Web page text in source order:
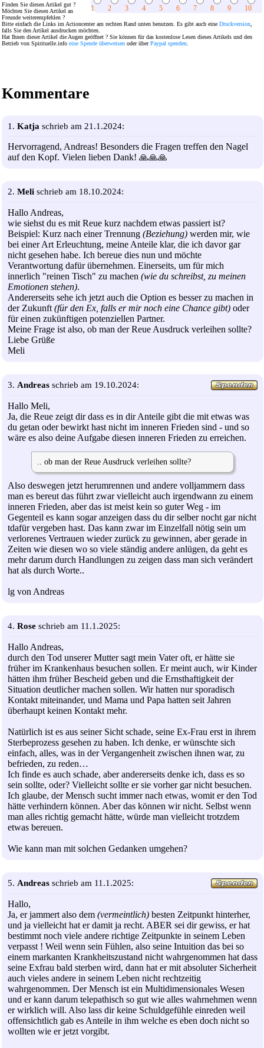
1 2 3 4 5 6 7 8 9 10
Finden Sie diesen Artikel gut ?
Möchten Sie diesen Artikel an
Freunde weiterempfehlen ?
Bitte einfach die Links im Actioncenter am rechten Rand unten benutzen. Es gibt auch eine Druckversion
falls Sie den Artikel ausdrucken möchten.
Hat Ihnen dieser Artikel die Augen geöffnet ? Sie können für das kostenlose Lesen dieses Artikels und den
Betrieb von Spirituelle.info eine Spende überweisen oder überPaypal spenden
Kommentare
1. Katja schrieb am 21.1.2024:
Hervorragend, Andreas! Besonders die Fragen treffen den Nagel
auf den Kopf. Vielen lieben Dank! 🙏🙏🙏
2. Meli schrieb am 18.10.2024:
Hallo Andreas,
wie siehst du es mit Reue kurz nachdem etwas passiert ist?
Beispiel: Kurz nach einer Trennung (Beziehung) werden mir, wie
bei einer Art Erleuchtung, meine Anteile klar, die ich davor gar
nicht gesehen habe. Ich bereue dies nun und möchte
Verantwortung dafür übernehmen. Einerseits, um für mich
innerlich "reinen Tisch" zu machen (wie du schreibst, zu meinen
Emotionen stehen).
Andererseits sehe ich jetzt auch die Option es besser zu machen in
der Zukunft (für den Ex, falls er mir noch eine Chance gibt) oder
für einen zukünftigen potenziellen Partner.
Meine Frage ist also, ob man der Reue Ausdruck verleihen sollte?
Liebe Grüße
Meli
3. Andreas schrieb am 19.10.2024:
Hallo Meli,
Ja, die Reue zeigt dir dass es in dir Anteile gibt die mit etwas was
du getan oder bewirkt hast nicht im inneren Frieden sind - und so
wäre es also deine Aufgabe diesen inneren Frieden zu erreichen.
.. ob man der Reue Ausdruck verleihen sollte?
Also deswegen jetzt herumrennen und andere volljammern dass
man es bereut das führt zwar vielleicht auch irgendwann zu einem
inneren Frieden, aber das ist meist kein so guter Weg - im
Gegenteil es kann sogar anzeigen dass du dir selber nocht gar nicht
tdafür vergeben hast. Das kann zwar im Einzelfall nötig sein um
verlorenes Vertrauen wieder zurück zu gewinnen, aber gerade in
Zeiten wie diesen wo so viele ständig andere anlügen, da geht es
mehr darum durch Handlungen zu zeigen dass man sich verändert
hat als durch Worte..
lg von Andreas
4. Rose schrieb am 11.1.2025:
Hallo Andreas,
durch den Tod unserer Mutter sagt mein Vater oft, er hätte sie
früher im Krankenhaus besuchen sollen. Er meint auch, wir Kinder
hätten ihm früher Bescheid geben und die Ernsthaftigkeit der
Situation deutlicher machen sollen. Wir hatten nur sporadisch
Kontakt miteinander, und Mama und Papa hatten seit Jahren
überhaupt keinen Kontakt mehr.
Natürlich ist es aus seiner Sicht schade, seine Ex-Frau erst in ihrem
Sterbeprozess gesehen zu haben. Ich denke, er wünschte sich
einfach, alles, was in der Vergangenheit zwischen ihnen war, zu
befrieden, zu reden…
Ich finde es auch schade, aber andererseits denke ich, dass es so
sein sollte, oder? Vielleicht sollte er sie vorher gar nicht besuchen.
Ich glaube, der Mensch sucht immer nach etwas, womit er den Tod
hätte verhindern können. Aber das können wir nicht. Selbst wenn
man alles richtig gemacht hätte, würde man vielleicht trotzdem
etwas bereuen.
Wie kann man mit solchen Gedanken umgehen?
5. Andreas schrieb am 11.1.2025:
Hallo,
Ja, er jammert also dem (vermeintlich) besten Zeitpunkt hinterher,
und ja vielleicht hat er damit ja recht. ABER sei dir gewiss, er hat
bestimmt noch viele andere richtige Zeitpunkte in seinem Leben
verpasst ! Weil wenn sein Fühlen, also seine Intuition das bei so
einem markanten Krankheitszustand nicht wahrgenommen hat dass
seine Exfrau bald sterben wird, dann hat er mit absoluter Sicherheit
auch vieles andere in seinem Leben nicht rechtzeitig
wahrgenommen. Der Mensch ist ein Multidimensionales Wesen
und er kann darum telepathisch so gut wie alles wahrnehmen wenn
er wirklich will. Also lass dir keine Schuldgefühle einreden weil
offensichtlich gab es Anteile in ihm welche es eben doch nicht so
wollten wie er jetzt vorgibt.